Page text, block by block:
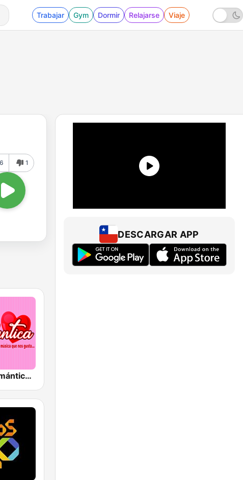
Trabajar Gym Dormir Relajarse Viaje
1
Radio Romántica México
DESCARGAR APP